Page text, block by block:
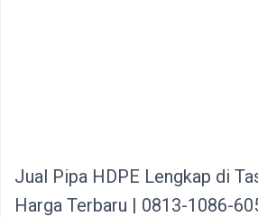
Jual Pipa HDPE Lengkap di
Harga Terbaru | 0813-1086-